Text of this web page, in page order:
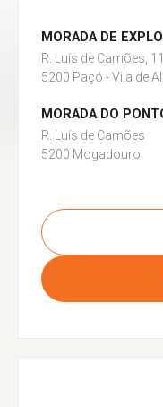
MORADA DE
R. Luís de Camões,
5200 Paçó - Vila de
MORADA DO
R. Luís de Camões
5200 Mogadouro